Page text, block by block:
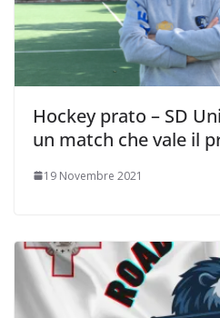
Hockey prato – SD
un match che vale il
19 Novembre 2021